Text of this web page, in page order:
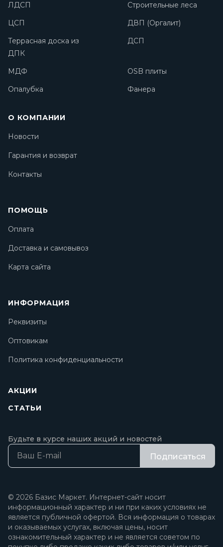
ЛДСП
Строительные леса
ЦСП
ДВП (Оргалит)
Террасная доска из
ДПК
ДСП
МДФ
OSB плиты
Опалубка
Фанера
О КОМПАНИИ
Новости
Гарантия и возврат
Контакты
ПОМОЩЬ
Оплата
Доставка и самовывоз
Карта сайта
ИНФОРМАЦИЯ
Реквизиты
Оптовикам
Политика конфиденциальности
АКЦИИ
СТАТЬИ
Будьте в курсе наших акций и новостей
Подписаться
© 2026 Базис Маркет. Интернет-сайт носит
информационный характер и ни при каких условиях не
является публичной офертой. Вся информация о товарах
и оказываемых услугах, включая цены, носит
ознакомительный характер и не является советом по